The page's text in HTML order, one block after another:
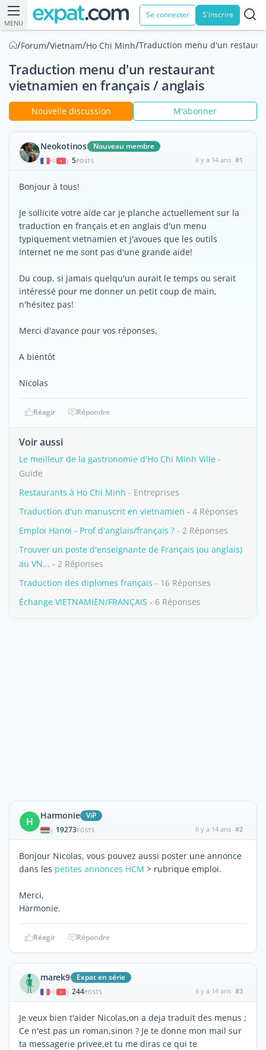
MENU
Se connecter S'inscrire
/Forum/Vietnam/Ho Chi Minh/Traduction menu d'un
Traduction menu d'un restaurant
vietnamien en français / anglais
Nouvelle discussion M'abonner
Neokotinos Nouveau membre
| 5POSTS il y a 14 ans #1
Bonjour à tous!
Je sollicite votre aide car je planche actuellement sur la
traduction en français et en anglais d'un menu
typiquement vietnamien et j'avoues que les outils
Internet ne me sont pas d'une grande aide!
Du coup, si jamais quelqu'un aurait le temps ou serait
intéressé pour me donner un petit coup de main,
n'hésitez pas!
Merci d'avance pour vos réponses,
A bientôt
Nicolas
Réagir Répondre
Voir aussi
Le meilleur de la gastronomie d'Ho Chi Minh Ville -
Guide
Restaurants à Ho Chi Minh - Entreprises
Traduction d'un manuscrit en vietnamien - 4 Réponses
Emploi Hanoi - Prof d'anglais/français ? - 2 Réponses
Trouver un poste d'enseignante de Français (ou anglais)
au VN... - 2 Réponses
Traduction des diplomes français - 16 Réponses
Échange VIETNAMIEN/FRANÇAIS - 6 Réponses
H Harmonie ViP
| 19273POSTS il y a 14 ans #2
Bonjour Nicolas, vous pouvez aussi poster une annonce
dans les petites annonces HCM > rubrique emploi.
Merci,
Harmonie.
Réagir Répondre
marek9 Expat en série
| 244POSTS il y a 14 ans #3
Je veux bien t'aider Nicolas,on a deja traduit des menus ;
Ce n'est pas un roman,sinon ? Je te donne mon mail sur
ta messagerie privee,et tu me diras ce qui te